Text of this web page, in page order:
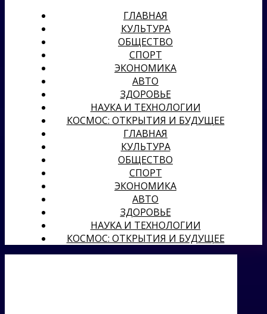
ГЛАВНАЯ
КУЛЬТУРА
ОБЩЕСТВО
СПОРТ
ЭКОНОМИКА
АВТО
ЗДОРОВЬЕ
НАУКА И ТЕХНОЛОГИИ
КОСМОС: ОТКРЫТИЯ И БУДУЩЕЕ
ГЛАВНАЯ
КУЛЬТУРА
ОБЩЕСТВО
СПОРТ
ЭКОНОМИКА
АВТО
ЗДОРОВЬЕ
НАУКА И ТЕХНОЛОГИИ
КОСМОС: ОТКРЫТИЯ И БУДУЩЕЕ